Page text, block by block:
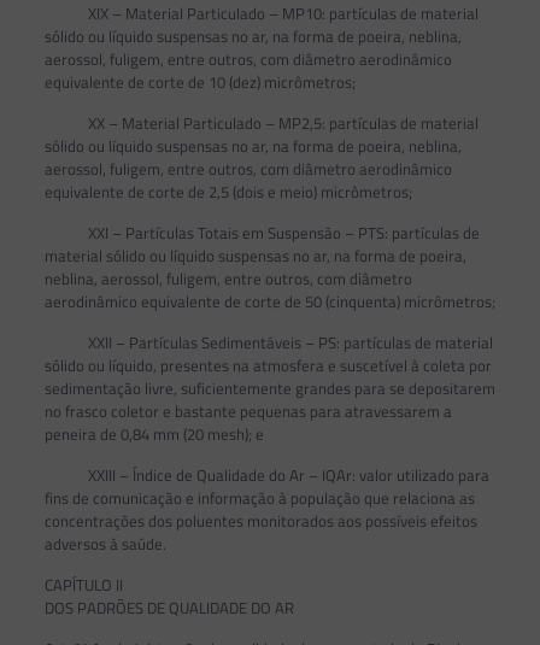
XIX – Material Particulado – MP10: partículas de material
sólido ou líquido suspensas no ar, na forma de poeira, neblina,
aerossol, fuligem, entre outros, com diâmetro aerodinâmico
equivalente de corte de 10 (dez) micrômetros;
XX – Material Particulado – MP2,5: partículas de material
sólido ou líquido suspensas no ar, na forma de poeira, neblina,
aerossol, fuligem, entre outros, com diâmetro aerodinâmico
equivalente de corte de 2,5 (dois e meio) micrômetros;
XXI – Partículas Totais em Suspensão – PTS: partículas de
material sólido ou líquido suspensas no ar, na forma de poeira,
neblina, aerossol, fuligem, entre outros, com diâmetro
aerodinâmico equivalente de corte de 50 (cinquenta) micrômetros;
XXII – Partículas Sedimentáveis – PS: partículas de material
sólido ou líquido, presentes na atmosfera e suscetível à coleta por
sedimentação livre, suficientemente grandes para se depositarem
no frasco coletor e bastante pequenas para atravessarem a
peneira de 0,84 mm (20 mesh); e
XXIII – Índice de Qualidade do Ar – IQAr: valor utilizado para
fins de comunicação e informação à população que relaciona as
concentrações dos poluentes monitorados aos possíveis efeitos
adversos à saúde.
CAPÍTULO II
DOS PADRÕES DE QUALIDADE DO AR